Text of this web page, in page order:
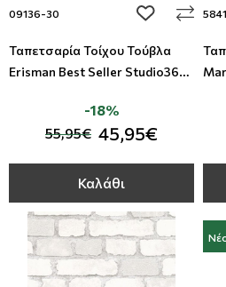
09136-30 add to
Ταπετσαρία Τοίχου Τούβλα
Erisman Best Seller Studio360-
55,95€ 45,95€
-18%
Καλάθι